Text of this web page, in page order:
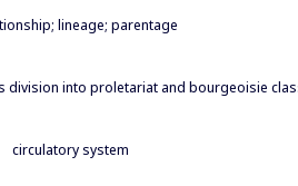
lineage; parentage
division into proletariat and bourgeoisie
circulatory system